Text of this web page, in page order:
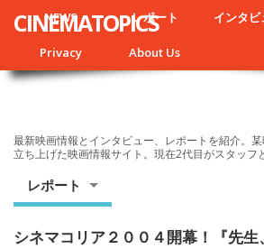
NEWS レポート インタビ
Privacy About Us
CINEMATOPICS
最新映画情報とインタビュー、レポートを紹介。
立ち上げた映画情報サイト。現在2代目がスタッフ
レポート
シネマコリア２００４開幕！『先